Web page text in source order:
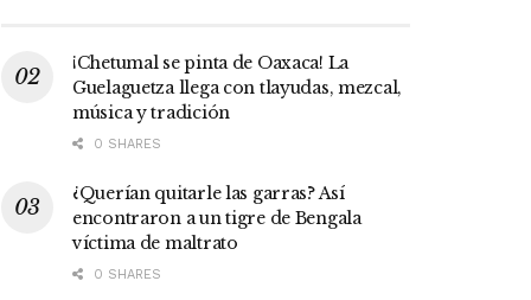
¡Chetumal se pinta de Oaxaca! La
Guelaguetza llega con tlayudas, mezcal,
música y tradición
0 SHARES
¿Querían quitarle las garras? Así
encontraron a un tigre de Bengala
víctima de maltrato
0 SHARES